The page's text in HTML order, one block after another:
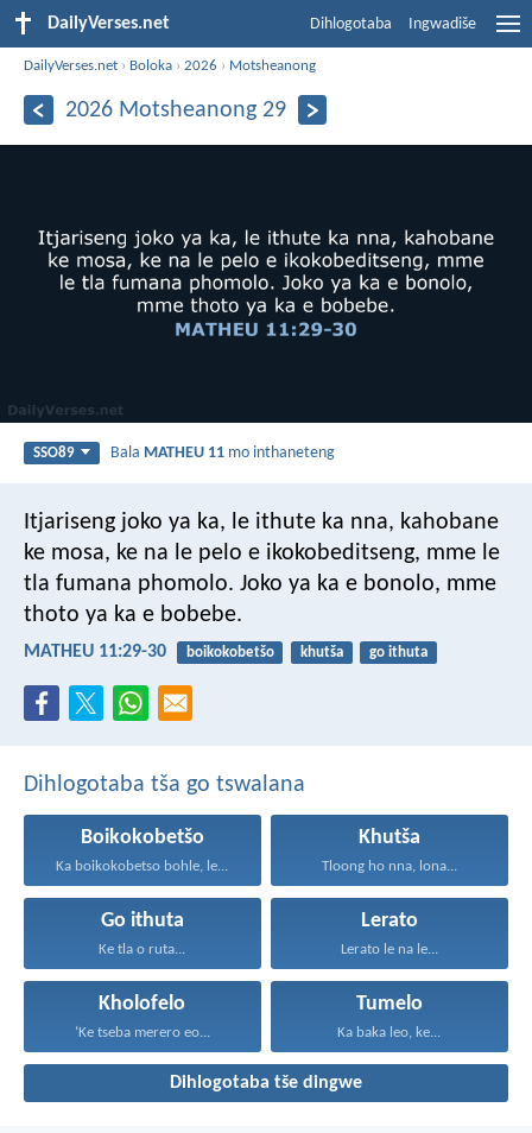
DailyVerses.net Dihlogotaba Ingwadiše
DailyVerses.net › Boloka ›2026 › Motsheanong
2026 Motsheanong 29
SSO89 Bala MATHEU 11 mo inthaneteng
Itjariseng joko ya ka, le ithute ka nna, kahobane
ke mosa, ke na le pelo e ikokobeditseng, mme le
tla fumana phomolo. Joko ya ka e bonolo, mme
thoto ya ka e bobebe.
MATHEU 11:29-30 boikokobetšo khutša go ithuta
Dihlogotaba tša go tswalana
Boikokobetšo
Ka boikokobetso bohle, le...
Khutša
Tloong ho nna, lona...
Go ithuta
Ke tla o ruta...
Lerato
Lerato le na le...
Kholofelo
‘Ke tseba merero eo...
Tumelo
Ka baka leo, ke...
Dihlogotaba tše dingwe